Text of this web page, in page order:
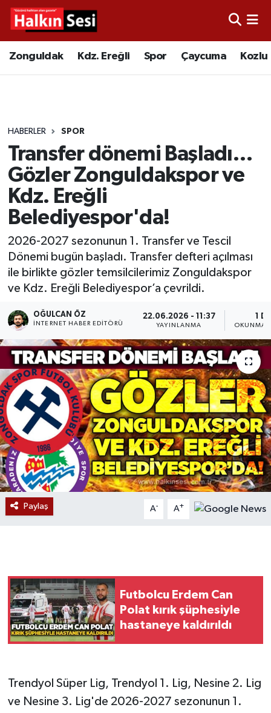
Zonguldak Kdz. Ereğli Spor Çaycuma Kozlu
HABERLER SPOR
Transfer dönemi Başladı…
Gözler Zonguldakspor ve
Kdz. Ereğli
Belediyespor'da!
2026-2027 sezonunun 1. Transfer ve Tescil
Dönemi bugün başladı. Transfer defteri açılması
ile birlikte gözler temsilcilerimiz Zonguldakspor
ve Kdz. Ereğli Belediyespor’a çevrildi.
OĞULCAN ÖZ
İNTERNET HABER EDITÖRÜ
22.06.2026 - 11:37
YAYINLANMA
1 DK
OKUNMA
Paylaş A- A+
Futbolcu Erdem Can
Polat kırık şüphesiyle
hastaneye kaldırıldı
Trendyol Süper Lig, Trendyol 1. Lig, Nesine 2. Lig
ve Nesine 3. Lig'de 2026-2027 sezonunun 1.
Video
Çaycuma
Alaplı
Asayiş
Karabük
Devrek
Bolu
ÇEVRE
BİLİM VE TEKNOLOJİ
DUNYA
Düzce
Eğitim
Ekonomi
GÜNDEM
İş ilanı
Kültür - Sanat
Merkez Hava Durumu
Tüm Manşetler
Son Dakika Haberleri
Haber Arşivi